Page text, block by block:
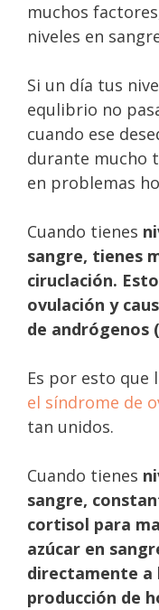
muchos
niveles en
Si un día tus
equlibrio no
cuando ese
durante mucho
en problemas
Cuando tienes
sangre, tienes
ciruclación.
ovulación y
de
Es por esto que
el síndrome de
tan unidos.
Cuando tienes
sangre,
cortisol para
azúcar en
directamente a
producción de